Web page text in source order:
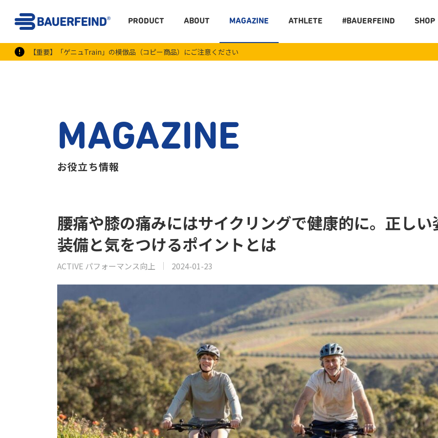
【重要】「ゲニュTrain」の模倣品（コピー商品）にご注意ください
PRODUCT ABOUT MAGAZINE ATHLETE #BAUERFEIND SHOP
MAGAZINE
お役立ち情報
腰痛や膝の痛みにはサイクリングで健康的に。正しい
装備と気をつけるポイントとは
ACTIVE パフォーマンス向上 2024-01-23